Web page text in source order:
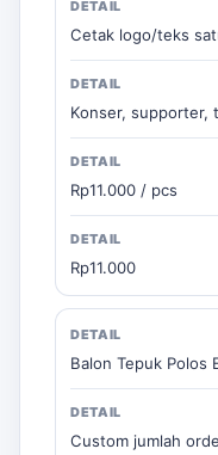
Cetak logo/teks
Konser, supporter,
Rp11.000 / pcs
Rp11.000
Balon Tepuk Polos
Custom jumlah